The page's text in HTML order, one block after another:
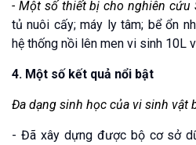
- Một số thiết bị cho nghiên cứu
tủ nuôi cấy; máy ly tâm; bể ổn
hệ thống nồi lên men vi sinh 10L
4. Một số kết quả nổi bật
Đa dạng sinh học của vi sinh vật
- Đã xây dựng được bộ cơ sở